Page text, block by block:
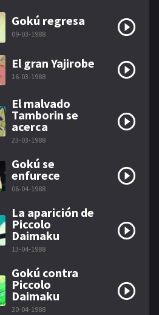
Gokú regresa
09-03-1988
El gran Yajirobe
16-03-1988
El malvado
Tamborin se
acerca
23-03-1988
Gokú se
enfurece
06-04-1988
La aparición de
Piccolo
Daimaku
13-04-1988
Gokú contra
Piccolo
Daimaku
20-04-1988